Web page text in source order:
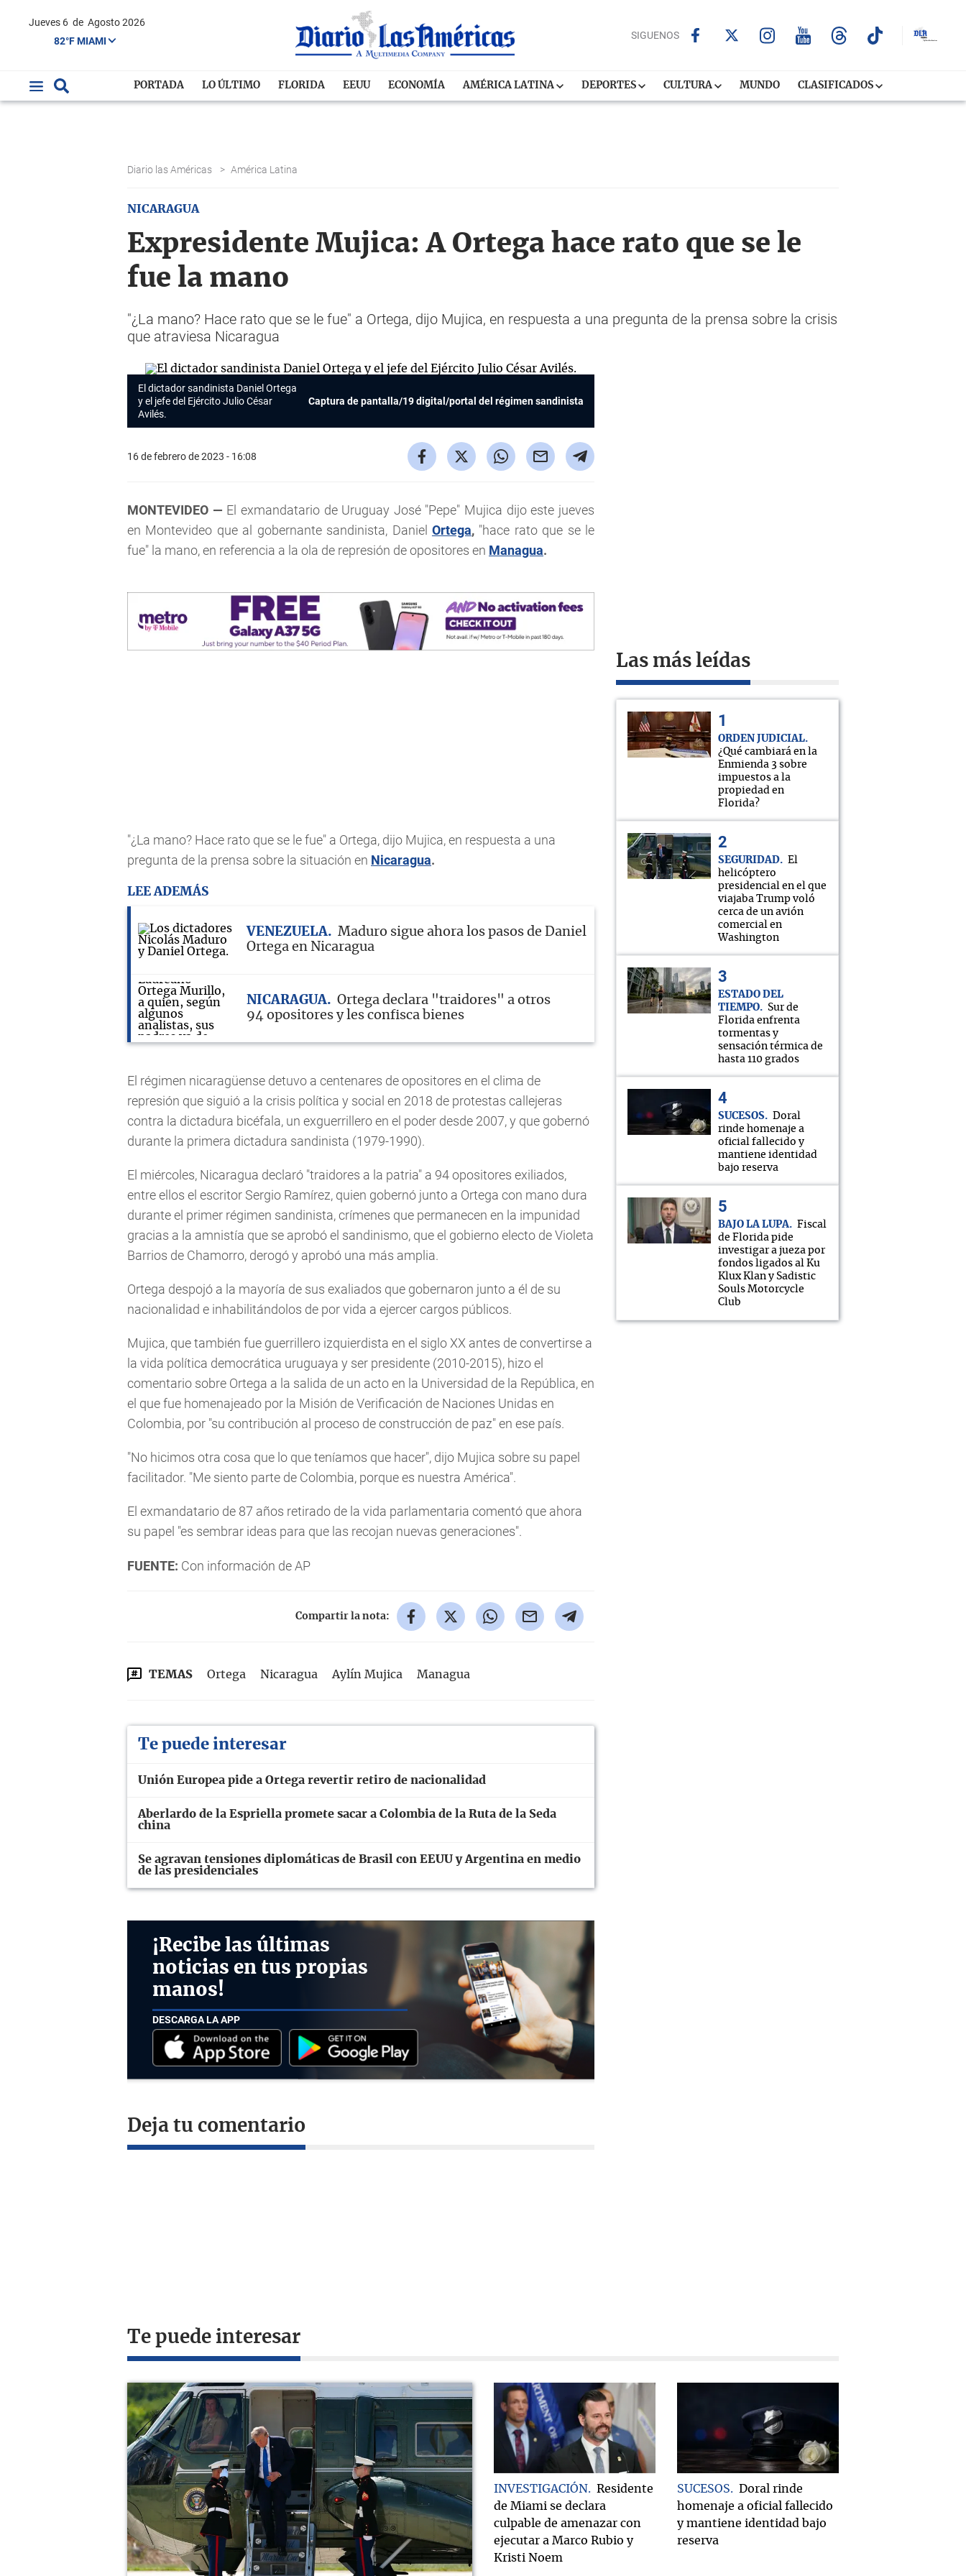
Jueves 6 de Agosto 2026
82°F MIAMI
SIGUENOS
PORTADA LO ÚLTIMO FLORIDA EEUU ECONOMÍA AMÉRICA LATINA DEPORTES CULTURA MUNDO CLASIFICADOS
Diario las Américas > América Latina
NICARAGUA
Expresidente Mujica: A Ortega hace rato que se le
fue la mano
"¿La mano? Hace rato que se le fue" a Ortega, dijo Mujica, en respuesta a una pregunta de la prensa sobre la crisis
que atraviesa Nicaragua
El dictador sandinista Daniel Ortega
y el jefe del Ejército Julio César
Avilés.
Captura de pantalla/19 digital/portal del régimen sandinista
16 de febrero de 2023 - 16:08
MONTEVIDEO — El exmandatario de Uruguay José "Pepe" Mujica dijo este jueves
en Montevideo que al gobernante sandinista, Daniel Ortega,"hace rato que se le
fue" la mano, en referencia a la ola de represión de opositores en Managua.
"¿La mano? Hace rato que se le fue" a Ortega, dijo Mujica, en respuesta a una
pregunta de la prensa sobre la situación en Nicaragua.
LEE ADEMÁS
VENEZUELA
Maduro sigue ahora los pasos de Daniel
Ortega en Nicaragua
NICARAGUA
Ortega declara "traidores" a otros
94 opositores y les confisca bienes
El régimen nicaragüense detuvo a centenares de opositores en el clima de
represión que siguió a la crisis política y social en 2018 de protestas callejeras
contra la dictadura bicéfala, un exguerrillero en el poder desde 2007, y que gobernó
durante la primera dictadura sandinista (1979-1990).
El miércoles, Nicaragua declaró "traidores a la patria" a 94 opositores exiliados,
entre ellos el escritor Sergio Ramírez, quien gobernó junto a Ortega con mano dura
durante el primer régimen sandinista, crímenes que permanecen en la impunidad
gracias a la amnistía que se aprobó el sandinismo, que el gobierno electo de Violeta
Barrios de Chamorro, derogó y aprobó una más amplia.
Ortega despojó a la mayoría de sus exaliados que gobernaron junto a él de su
nacionalidad e inhabilitándolos de por vida a ejercer cargos públicos.
Mujica, que también fue guerrillero izquierdista en el siglo XX antes de convertirse a
la vida política democrática uruguaya y ser presidente (2010-2015), hizo el
comentario sobre Ortega a la salida de un acto en la Universidad de la República, en
el que fue homenajeado por la Misión de Verificación de Naciones Unidas en
Colombia, por "su contribución al proceso de construcción de paz" en ese país.
"No hicimos otra cosa que lo que teníamos que hacer", dijo Mujica sobre su papel
facilitador. "Me siento parte de Colombia, porque es nuestra América".
El exmandatario de 87 años retirado de la vida parlamentaria comentó que ahora
su papel "es sembrar ideas para que las recojan nuevas generaciones".
FUENTE: Con información de AP
Compartir la nota:
TEMAS Ortega Nicaragua Aylín Mujica Managua
Te puede interesar
Unión Europea pide a Ortega revertir retiro de nacionalidad
Aberlardo de la Espriella promete sacar a Colombia de la Ruta de la Seda
china
Se agravan tensiones diplomáticas de Brasil con EEUU y Argentina en medio
de las presidenciales
¡Recibe las últimas
noticias en tus propias
manos!
DESCARGA LA APP
Deja tu comentario
Las más leídas
ORDEN JUDICIAL
¿Qué cambiará en la
Enmienda 3 sobre
impuestos a la
propiedad en
Florida?
SEGURIDAD
El
helicóptero
presidencial en el que
viajaba Trump voló
cerca de un avión
comercial en
Washington
ESTADO DEL
TIEMPO
Sur de
Florida enfrenta
tormentas y
sensación térmica de
hasta 110 grados
SUCESOS
Doral
rinde homenaje a
oficial fallecido y
mantiene identidad
bajo reserva
BAJO LA LUPA
Fiscal
de Florida pide
investigar a jueza por
fondos ligados al Ku
Klux Klan y Sadistic
Souls Motorcycle
Club
Te puede interesar
INVESTIGACIÓN
Residente
de Miami se declara
culpable de amenazar con
ejecutar a Marco Rubio y
Kristi Noem
SUCESOS
Doral rinde
homenaje a oficial fallecido
y mantiene identidad bajo
reserva